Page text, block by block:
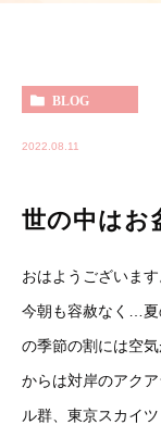
BLOG
2022.08.11
世の中はお
おはようございます
今朝も容赦なく…夏
の季節の割には空
からは対岸のアク
ル群、東京スカイ